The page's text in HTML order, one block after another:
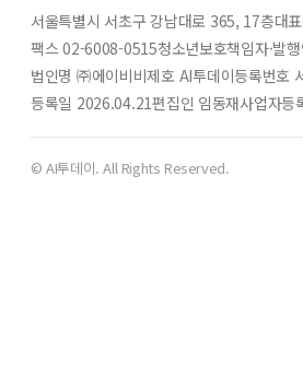
서울특별시 서초구 강남대로 365, 17층대
팩스 02-6008-0515청소년보호책임자·발
법인명 ㈜에이비비제호 AI투데이등록번호
등록일 2026.04.21편집인 임동재사업자등
© AI투데이. All Rights Reserved.